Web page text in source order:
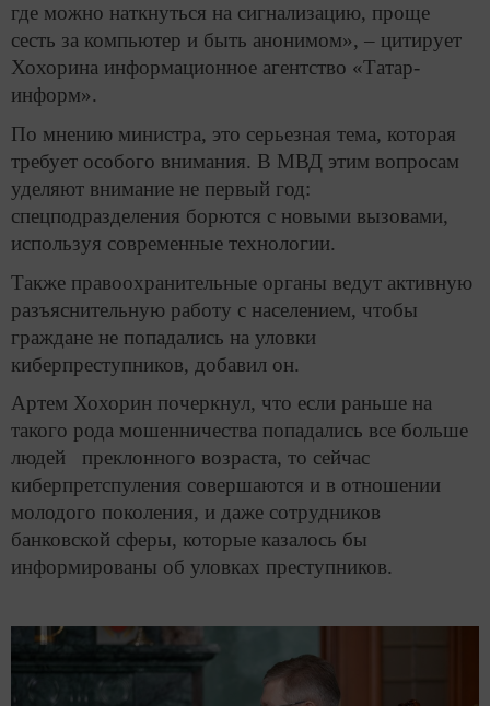
где можно наткнуться на сигнализацию, проще
сесть за компьютер и быть анонимом», – цитирует
Хохорина информационное агентство «Татар-
информ».
По мнению министра, это серьезная тема, которая
требует особого внимания. В МВД этим вопросам
уделяют внимание не первый год:
спецподразделения борются с новыми вызовами,
используя современные технологии.
Также правоохранительные органы ведут активную
разъяснительную работу с населением, чтобы
граждане не попадались на уловки
киберпреступников, добавил он.
Артем Хохорин почеркнул, что если раньше на
такого рода мошенничества попадались все больше
людей преклонного возраста, то сейчас
киберпретспуления совершаются и в отношении
молодого поколения, и даже сотрудников
банковской сферы, которые казалось бы
информированы об уловках преступников.